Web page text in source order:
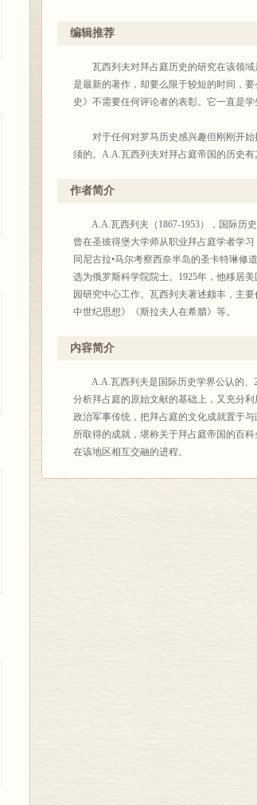
编辑推荐
瓦西列夫对拜占庭历史的研究在该领域
是最新的著作，却要么限于较短的时间，
史》不需要任何评论者的表彰。它一直是学
对于任何对罗马历史感兴趣但刚刚开始
须的。A.A.瓦西列夫对拜占庭帝国的历史
历史，喜欢罗马历史，并希望了解有关拜
本书有助于我国从事世界史，特别是欧
海政治史及小亚、阿拉伯伊斯兰教发展的
和个别细节问题，也有助于法学家和政治
那些有志于研究东正教及阿拉伯文化区各
本书作者亚历山大•亚历山德罗维奇•
戈尔斯基的作品齐名的，对拜占庭帝国史最
作者简介
A.A.瓦西列夫（1867-1953），国际历史
曾在圣彼得堡大学师从职业拜占庭学者学
同尼古拉•马尔考察西奈半岛的圣卡特琳修
选为俄罗斯科学院院士。1925年，他移居
园研究中心工作。瓦西列夫著述颇丰，主
中世纪思想》《斯拉夫人在希腊》等。
徐家玲，东北师范大学历史学教授，拜占
文明》《伟大的海: 地中海人类史》，著
(主编)等。
内容简介
A.A.瓦西列夫是国际历史学界公认的、
分析拜占庭的原始文献的基础上，又充分
政治军事传统，把拜占庭的文化成就置于
所取得的成就，堪称关于拜占庭帝国的百
在该地区相互交融的进程。